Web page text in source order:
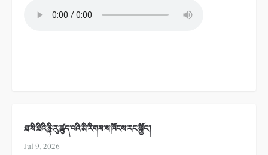
ཐ་སི་ཐིའི་རྙི་རུ་ཚུད་པའི་མི་རིགས་ས་ཁོངས་རང་སྐྱོང་།
Jul 9, 2026